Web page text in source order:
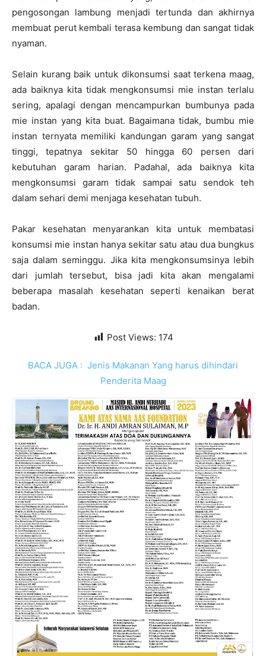
pengosongan lambung menjadi tertunda dan akhirnya
membuat perut kembali terasa kembung dan sangat tidak
nyaman.
Selain kurang baik untuk dikonsumsi saat terkena maag,
ada baiknya kita tidak mengkonsumsi mie instan terlalu
sering, apalagi dengan mencampurkan bumbunya pada
mie instan yang kita buat. Bagaimana tidak, bumbu mie
instan ternyata memiliki kandungan garam yang sangat
tinggi, tepatnya sekitar 50 hingga 60 persen dari
kebutuhan garam harian. Padahal, ada baiknya kita
mengkonsumsi garam tidak sampai satu sendok teh
dalam sehari demi menjaga kesehatan tubuh.
Pakar kesehatan menyarankan kita untuk membatasi
konsumsi mie instan hanya sekitar satu atau dua bungkus
saja dalam seminggu. Jika kita mengkonsumsinya lebih
dari jumlah tersebut, bisa jadi kita akan mengalami
beberapa masalah kesehatan seperti kenaikan berat
badan.
Post Views: 174
BACA JUGA : Jenis Makanan Yang harus dihindari
Penderita Maag